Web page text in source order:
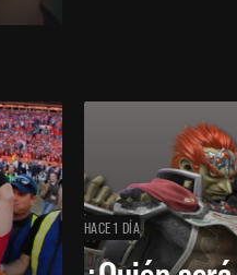
HACE 1 DÍA